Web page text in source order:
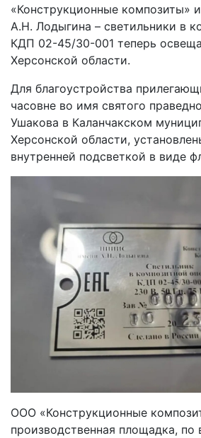
«Конструкционные
А.Н. Лодыгина – светильники в
КДП 02-45/30-001 теперь
Херсонской области.
Для благоустройства
часовне во имя святого
Ушакова в Каланчакском
Херсонской области,
внутренней подсветкой в виде
ООО «Конструкционные
производственная площадка, по